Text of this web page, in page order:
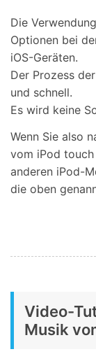
Die
Optionen bei
iOS-Geräten.
Der Prozess
und schnell.
Es wird keine
Wenn Sie also
vom iPod
anderen iPod-
die oben
Video-
Musik